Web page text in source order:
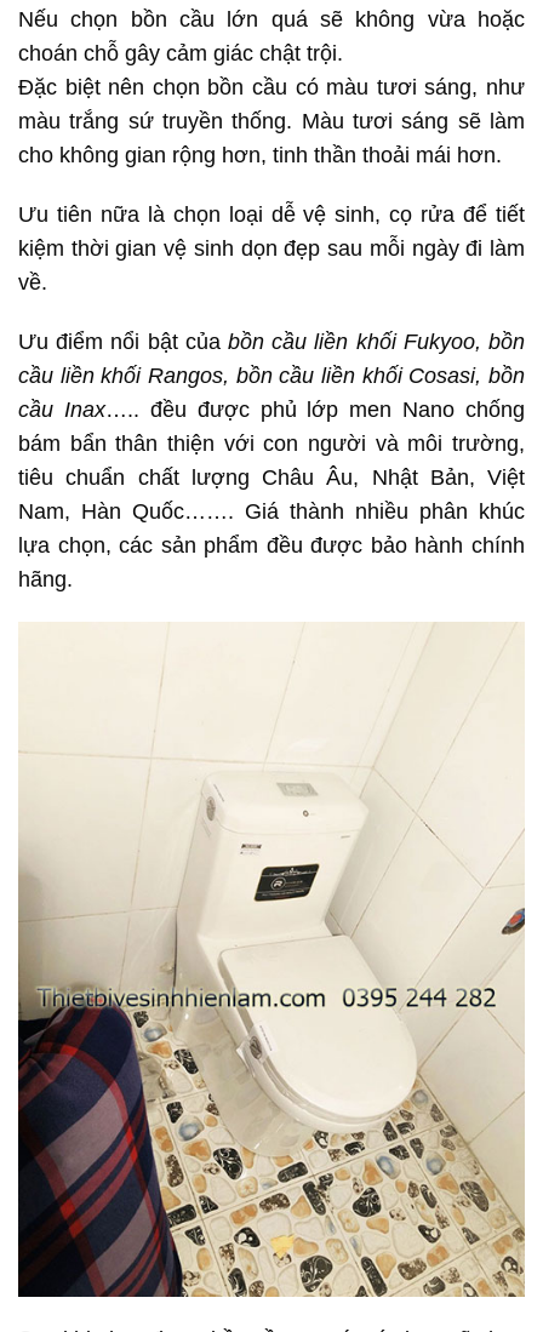
Nếu chọn bồn cầu lớn quá sẽ không vừa hoặc
choán chỗ gây cảm giác chật trội.
Đặc biệt nên chọn bồn cầu có màu tươi sáng, như
màu trắng sứ truyền thống. Màu tươi sáng sẽ làm
cho không gian rộng hơn, tinh thần thoải mái hơn.
Ưu tiên nữa là chọn loại dễ vệ sinh, cọ rửa để tiết
kiệm thời gian vệ sinh dọn đẹp sau mỗi ngày đi làm
về.
Ưu điểm nổi bật của bồn cầu liền khối Fukyoo, bồn
cầu liền khối Rangos, bồn cầu liền khối Cosasi, bồn
cầu Inax….. đều được phủ lớp men Nano chống
bám bẩn thân thiện với con người và môi trường,
tiêu chuẩn chất lượng Châu Âu, Nhật Bản, Việt
Nam, Hàn Quốc……. Giá thành nhiều phân khúc
lựa chọn, các sản phẩm đều được bảo hành chính
hãng.